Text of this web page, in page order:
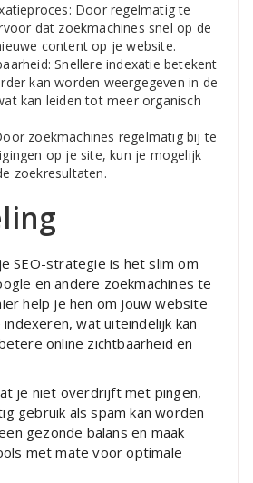
Door regelmatig te
dat zoekmachines snel op de
content op je website.
Snellere indexatie betekent
kan worden weergegeven in de
kan leiden tot meer organisch
zoekmachines regelmatig bij te
op je site, kun je mogelijk
zoekresultaten.
SEO-strategie is het slim om
en andere zoekmachines te
help je hen om jouw website
wat uiteindelijk kan
online zichtbaarheid en
je niet overdrijft met pingen,
gebruik als spam kan worden
gezonde balans en maak
met mate voor optimale